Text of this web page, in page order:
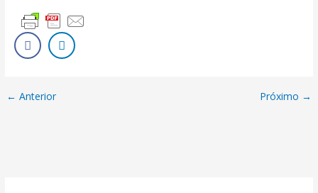
← Anterior Próximo →